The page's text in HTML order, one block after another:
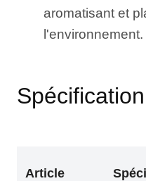
aromatisant et
l'environnement.
Spécification
Article